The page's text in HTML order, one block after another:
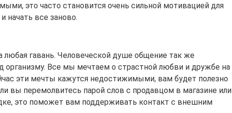
это часто становится очень сильной мотивацией для
начать все заново.
гавань. Человеческой душе общение так же
организму. Все мы мечтаем о страстной любви и дружбе на
эти мечты кажутся недостижимыми, вам будет полезно
вы перемолвитесь парой слов с продавцом в магазине или
это поможет вам поддерживать контакт с внешним